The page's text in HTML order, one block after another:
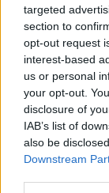
targeted
section to
opt-out request
interest-based
us or personal
your opt-out.
disclosure of
IAB’s list of
also be
Downstream